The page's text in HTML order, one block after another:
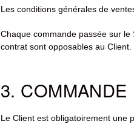
Les conditions générales de
Chaque commande passée sur
contrat sont opposables au Client.
3. COMMANDE
Le Client est obligatoirement une